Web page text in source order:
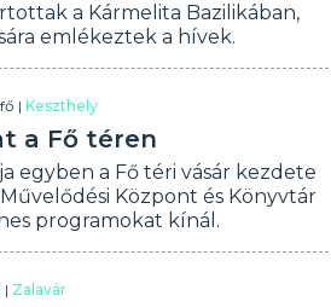
a Kármelita Bazilikában,
emlékeztek a hívek.
|Keszthely
a Fő téren
egyben a Fő téri vásár kezdete
Központ és Könyvtár
programokat kínál.
| Zalavár